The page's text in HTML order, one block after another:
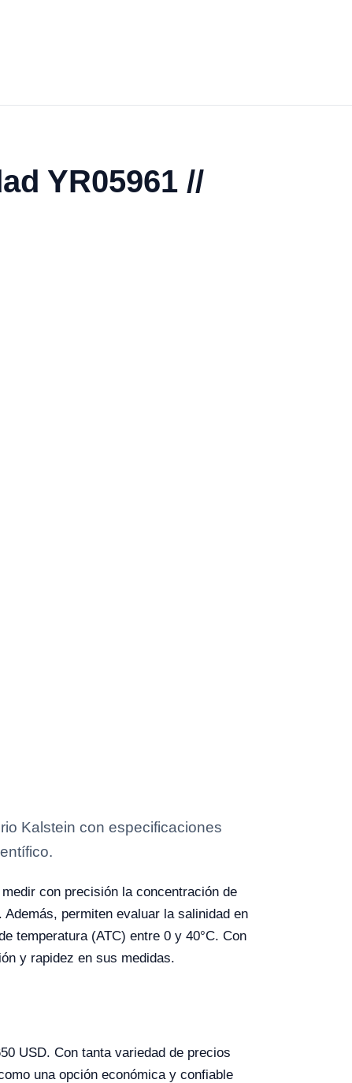
YR05961 //
Kalstein con especificaciones
con precisión la concentración de
permiten evaluar la salinidad en
temperatura (ATC) entre 0 y 40°C. Con
y rapidez en sus medidas.
USD. Con tanta variedad de precios
una opción económica y confiable